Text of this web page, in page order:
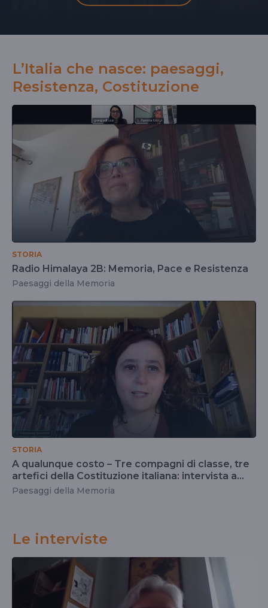
L’Italia che nasce: paesaggi,
Resistenza, Costituzione
STORIA
Radio Himalaya 2B: Memoria, Pace e Resistenza
Paesaggi della Memoria
STORIA
A qualunque costo – Tre compagni di classe, tre
artefici della Costituzione italiana: intervista a
Francesca Banchini
Paesaggi della Memoria
Le interviste